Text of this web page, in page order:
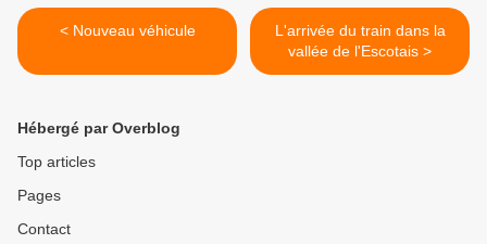
< Nouveau véhicule
L'arrivée du train dans la
vallée de l'Escotais >
Hébergé par Overblog
Top articles
Pages
Contact